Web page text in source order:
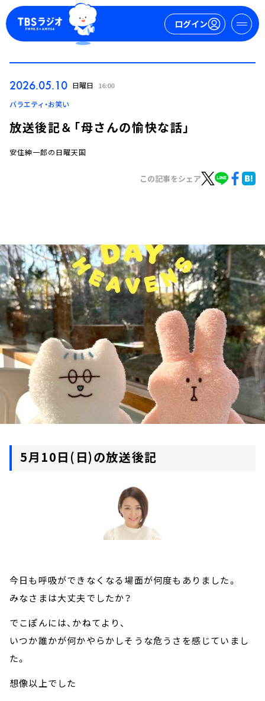
ログイン
ログイン
トピックス
TBS Podcast
お知らせ
イベント・グッズ
YouTube
会社情報
2026.05.10 日曜日 16:00
バラエティ・お笑い
放送後記＆「母さんの愉快な話」
安住紳一郎の日曜天国
この記事をシェア
5月10日(日)の放送後記
今日も呼吸ができなくなる場面が何度もありました。
みなさまは大丈夫でしたか？
でこぽんには、かねてより、
いつか誰かが何かやらかしそうな危うさを感じていまし
た。
想像以上でした